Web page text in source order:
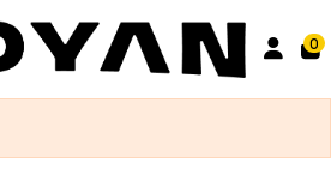
0